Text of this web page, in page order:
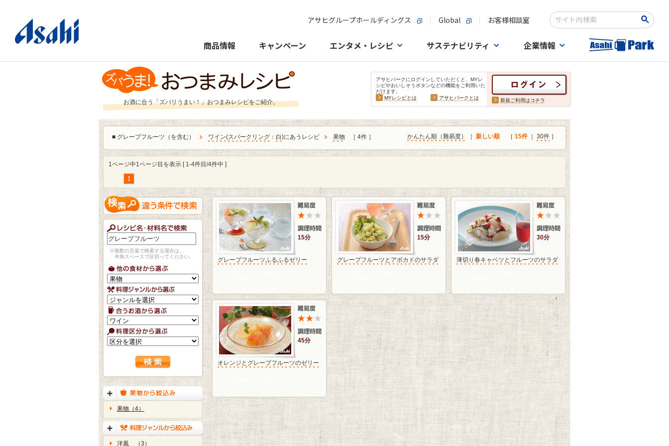
アサヒグループホールディングス Global お客様相談室
検索キーワード入力
商品情報 キャンペーン エンタメ・レシピ サステナビリティ 企業情報
お酒に合う「ズバリうまい！」おつまみレシピをご紹介。
アサヒパークにログインしていただくと、MYレ
シピやおいしそうボタンなどの機能をご利用いた
だけます。
MYレシピとは
アサヒパークとは 新規ご利用はコチラ
■ グレープフルーツ（を含む） ワイン(スパークリング ： 白)にあうレシピ 果物 ［ 4件 ］ かんたん順（難易度） 新しい順 ［ 15件｜ 30件 ］
1ページ中1ページ目を表示 [ 1-4件目/4件中 ]
1
※複数の言葉で検索する場合は、
半角スペースで区切ってください。
果物（4）
洋風 （3）
15分
グレープフルーツふるふるゼリー
15分
グレープフルーツとアボカドのサラダ
30分
薄切り春キャベツとフルーツのサラダ
45分
オレンジとグレープフルーツのゼリー